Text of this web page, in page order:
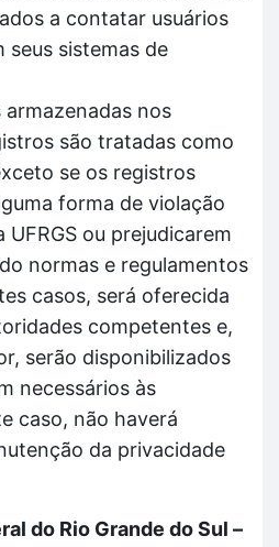
a contatar usuários
seus sistemas de
nos
são tratadas como
se os registros
forma de violação
UFRGS ou prejudicarem
normas e regulamentos
casos, será oferecida
competentes e,
serão disponibilizados
necessários às
caso, não haverá
da privacidade
do Rio Grande do Sul –